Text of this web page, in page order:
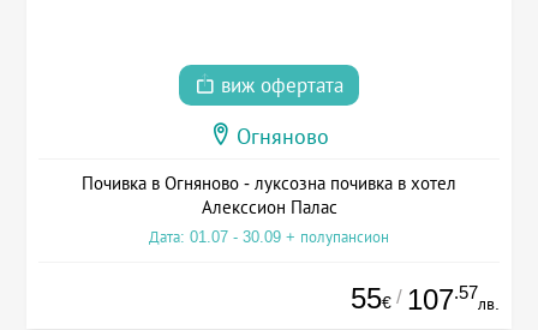
виж офертата
Огняново
Почивка в Огняново - луксозна почивка в хотел
Алекссион Палас
Дата: 01.07 - 30.09 + полупансион
55€ / 107.57
лв.